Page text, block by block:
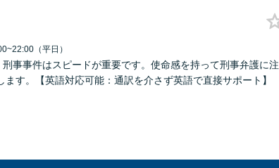
（平日）
事事件はスピードが重要です。使命感を持って刑事弁護に注
す。【英語対応可能：通訳を介さず英語で直接サポート】